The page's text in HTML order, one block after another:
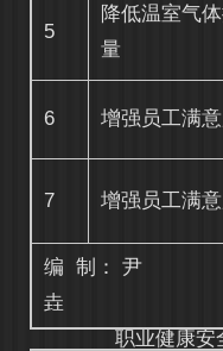
5
降低温室气
量
6 增强员工满
7 增强员工满
编 制：
尹
垚
职业健康安